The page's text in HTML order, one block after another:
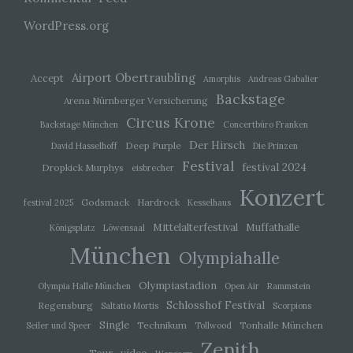
WordPress.org
Accept Airport Obertraubling Amorphis Andreas Gabalier
Arena Nürnberger Versicherung Backstage
Backstage München Circus Krone
Concertbüro Franken
David Hasselhoff
Deep Purple Der Hirsch Die Prinzen
Dropkick Murphys eisbrecher Festival festival 2024
festival 2025 Godsmack Hardrock Kesselhaus Konzert
Königsplatz Löwensaal Mittelalterfestival Muffathalle
München Olympiahalle
Olympia Halle München Olympiastadion Open Air Rammstein
Regensburg Saltatio Mortis Schlosshof Festival
Scorpions
Seiler und Speer
Single Technikum Tollwood Tonhalle München
Daten mit dem Ziel, ihre künftige Verarbeitung
einzuschränken.
Profiling ist jede Art der automatisierten
darin besteht, dass diese personenbezogenen
persönliche Aspekte, die sich auf eine natürliche
um Aspekte bezüglich Arbeitsleistung,
wirtschaftlicher Lage, Gesundheit, persönlicher
Vorlieben, Interessen, Zuverlässigkeit, Verhalten,
Aufenthaltsort oder Ortswechsel dieser
natürlichen Person zu analysieren oder
vorherzusagen.